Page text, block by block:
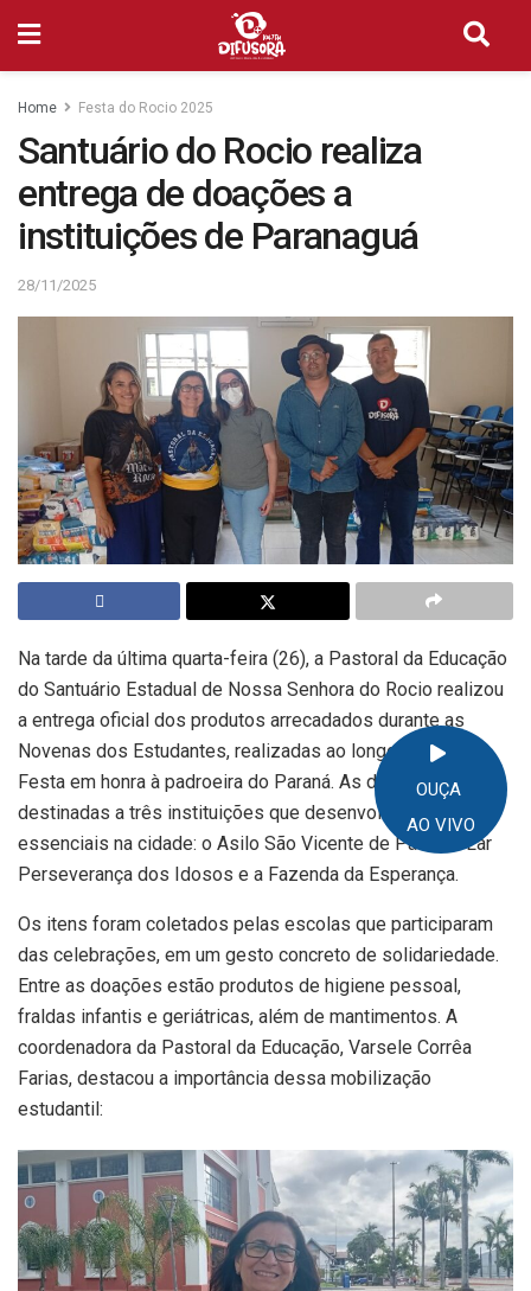
OUÇA
AO VIVO
Home Festa do Rocio 2025
Santuário do Rocio realiza
entrega de doações a
instituições de Paranaguá
28/11/2025
Na tarde da última quarta-feira (26), a Pastoral da Educação
do Santuário Estadual de Nossa Senhora do Rocio realizou
a entrega oficial dos produtos arrecadados durante as
Novenas dos Estudantes, realizadas ao longo da 212ª
Festa em honra à padroeira do Paraná. As doações foram
destinadas a três instituições que desenvolvem trabalhos
essenciais na cidade: o Asilo São Vicente de Paulo, o Lar
Perseverança dos Idosos e a Fazenda da Esperança.
Os itens foram coletados pelas escolas que participaram
das celebrações, em um gesto concreto de solidariedade.
Entre as doações estão produtos de higiene pessoal,
fraldas infantis e geriátricas, além de mantimentos. A
coordenadora da Pastoral da Educação, Varsele Corrêa
Farias, destacou a importância dessa mobilização
estudantil: